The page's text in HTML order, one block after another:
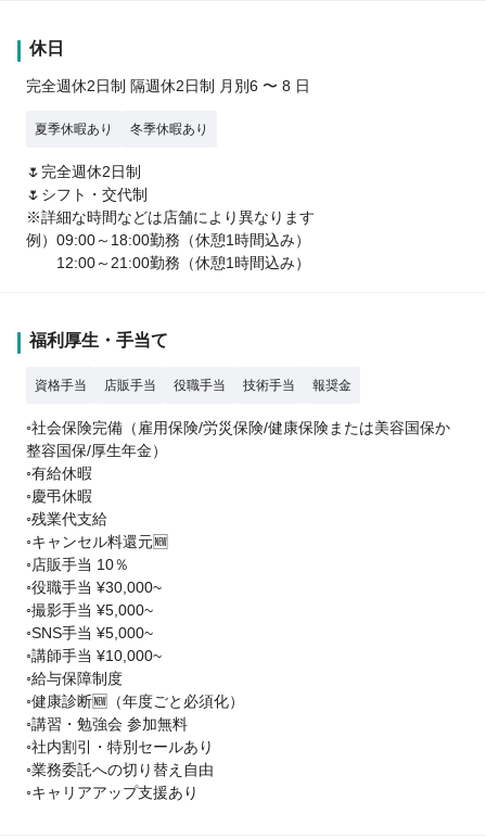
休日
完全週休2日制 隔週休2日制 月別6 〜 8 日
夏季休暇あり 冬季休暇あり
🌷完全週休2日制
🌷シフト・交代制
※詳細な時間などは店舗により異なります
例）09:00～18:00勤務（休憩1時間込み）
12:00～21:00勤務（休憩1時間込み）
福利厚生・手当て
資格手当 店販手当 役職手当 技術手当 報奨金
◦社会保険完備（雇用保険/労災保険/健康保険または美容国保か
整容国保/厚生年金）
◦有給休暇
◦慶弔休暇
◦残業代支給
◦キャンセル料還元🆕
◦店販手当 10％
◦役職手当 ¥30,000~
◦撮影手当 ¥5,000~
◦SNS手当 ¥5,000~
◦講師手当 ¥10,000~
◦給与保障制度
◦健康診断🆕（年度ごと必須化）
◦講習・勉強会 参加無料
◦社内割引・特別セールあり
◦業務委託への切り替え自由
◦キャリアアップ支援あり